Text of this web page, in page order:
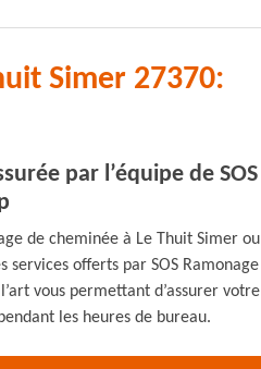
Simer 27370:
par l’équipe de SOS
de cheminée à Le Thuit Simer ou
services offerts par SOS Ramonage
vous permettant d’assurer votre
les heures de bureau.